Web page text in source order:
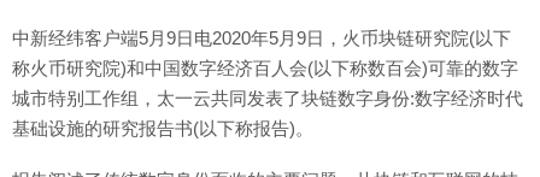
中新经纬客户端5月9日电2020年5月9日，火币块链研究院(以下
称火币研究院)和中国数字经济百人会(以下称数百会)可靠的数字
城市特别工作组，太一云共同发表了块链数字身份:数字经济时代
基础设施的研究报告书(以下称报告)。